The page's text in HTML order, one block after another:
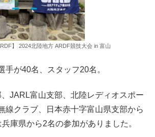
】 2024北陸地方 ARDF競技大会 in 富山
手が40名、スタッフ20名。
JARL富山支部、北陸レディオスポー
線クラブ、日本赤十字富山県支部から
庫県から2名の参加がありました。